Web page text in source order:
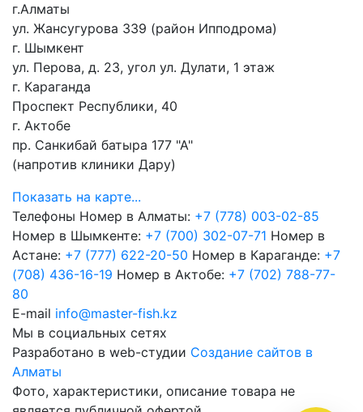
г.Алматы
ул. Жансугурова 339 (район Ипподрома)
г. Шымкент
ул. Перова, д. 23, угол ул. Дулати, 1 этаж
г. Караганда
Проспект Республики, 40
г. Актобе
пр. Санкибай батыра 177 "А"
(напротив клиники Дару)
Показать на карте...
Телефоны Номер в Алматы: +7 (778) 003-02-85
Номер в Шымкенте: +7 (700) 302-07-71 Номер в
Астане: +7 (777) 622-20-50 Номер в Караганде: +7
(708) 436-16-19 Номер в Актобе: +7 (702) 788-77-
80
E-mail info@master-fish.kz
Мы в социальных сетях
Разработано в web-студии Создание сайтов в
Алматы
Фото, характеристики, описание товара не